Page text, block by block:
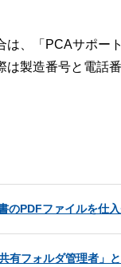
は、「PCAサポー
は製造番号と電話
のPDFファイルを仕
有フォルダ管理者」